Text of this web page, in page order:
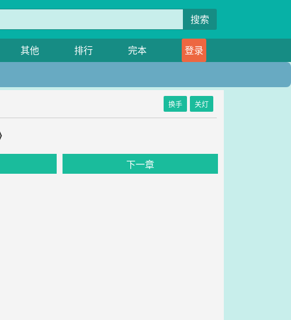
搜索
其他 排行 完本
登录
换手 关灯
下一章